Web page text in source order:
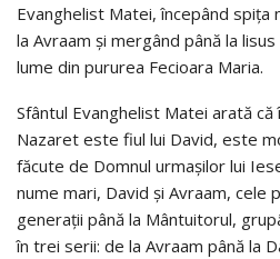
Evanghelist Matei, începând spiţa
la Avraam şi mergând până la
lume din pururea Fecioara Maria.
Sfântul Evanghelist Matei arată
Nazaret este fiul lui David, este
făcute de Domnul urmaşilor lui
nume mari, David şi Avraam, cele
generaţii până la Mântuitorul,
în trei serii: de la Avraam până la